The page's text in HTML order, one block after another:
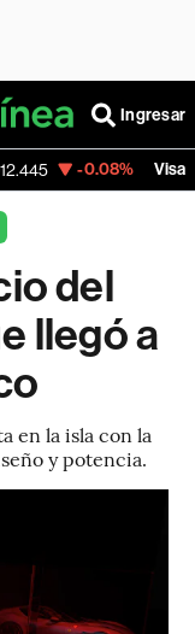
Ingresar
-0.08% Visa 362.50
del
llegó a
en la isla con la
y potencia.